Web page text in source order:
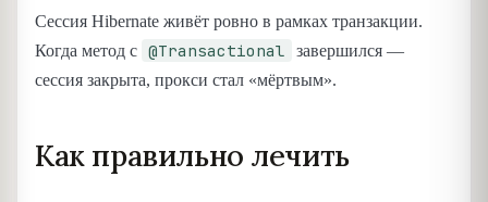
Сессия Hibernate живёт ровно в рамках транзакции.
Когда метод с @Transactional
завершился —
сессия закрыта, прокси стал «мёртвым».
Как правильно лечить